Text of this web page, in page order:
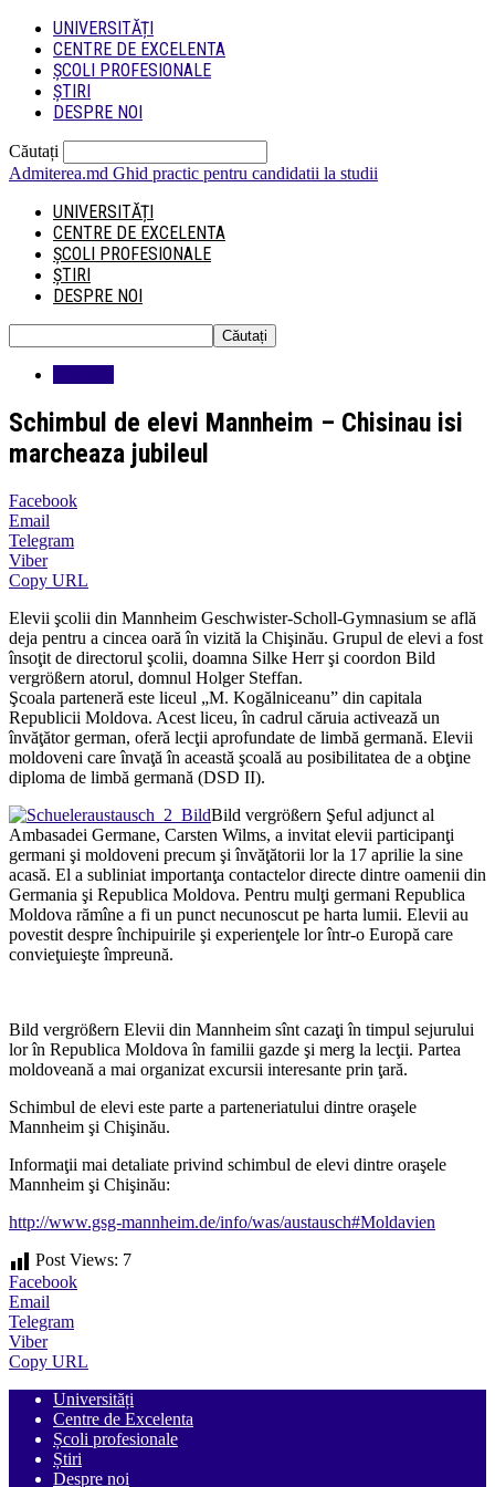
UNIVERSITĂȚI
CENTRE DE EXCELENTA
ȘCOLI PROFESIONALE
ȘTIRI
DESPRE NOI
Căutați
Admiterea.md Ghid practic pentru candidatii la studii
UNIVERSITĂȚI
CENTRE DE EXCELENTA
ȘCOLI PROFESIONALE
ȘTIRI
DESPRE NOI
Schimbul de elevi Mannheim – Chisinau isi
marcheaza jubileul
Facebook
Email
Telegram
Viber
Copy URL
Elevii şcolii din Mannheim Geschwister-Scholl-Gymnasium se află
deja pentru a cincea oară în vizită la Chişinău. Grupul de elevi a fost
însoţit de directorul şcolii, doamna Silke Herr şi coordon Bild
vergrößern atorul, domnul Holger Steffan.
Şcoala parteneră este liceul „M. Kogălniceanu” din capitala
Republicii Moldova. Acest liceu, în cadrul căruia activează un
învăţător german, oferă lecţii aprofundate de limbă germană. Elevii
moldoveni care învaţă în această şcoală au posibilitatea de a obţine
diploma de limbă germană (DSD II).
Bild vergrößern Şeful adjunct al
Ambasadei Germane, Carsten Wilms, a invitat elevii participanţi
germani şi moldoveni precum şi învăţătorii lor la 17 aprilie la sine
acasă. El a subliniat importanţa contactelor directe dintre oamenii din
Germania şi Republica Moldova. Pentru mulţi germani Republica
Moldova rămîne a fi un punct necunoscut pe harta lumii. Elevii au
povestit despre închipuirile şi experienţele lor într-o Europă care
convieţuieşte împreună.
Bild vergrößern Elevii din Mannheim sînt cazaţi în timpul sejurului
lor în Republica Moldova în familii gazde şi merg la lecţii. Partea
moldoveană a mai organizat excursii interesante prin ţară.
Schimbul de elevi este parte a parteneriatului dintre oraşele
Mannheim şi Chişinău.
Informaţii mai detaliate privind schimbul de elevi dintre oraşele
Mannheim şi Chişinău:
http://www.gsg-mannheim.de/info/was/austausch#Moldavien
Post Views: 7
Facebook
Email
Telegram
Viber
Copy URL
Universități
Centre de Excelenta
Școli profesionale
Știri
Despre noi